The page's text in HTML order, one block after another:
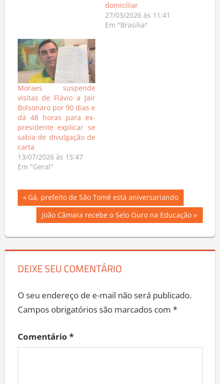
domiciliar
27/03/2026 às 11:41
Em "Brasília"
Moraes suspende
visitas de Flávio a Jair
Bolsonaro por 90 dias e
dá 48 horas para ex-
presidente explicar se
sabia de divulgação de
carta
13/07/2026 às 15:47
Em "Geral"
Navegação
Post
Previous
Post:
Gá, prefeito de São Tomé está aniversariando
Next
João Câmara recebe o Selo Ouro na Educação
DEIXE SEU COMENTÁRIO
O seu endereço de e-mail não será publicado.
Campos obrigatórios são marcados com *
Comentário *